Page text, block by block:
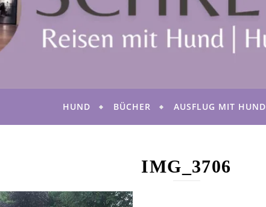
HUND BÜCHER AUSFLUG MIT HUND
IMG_3706